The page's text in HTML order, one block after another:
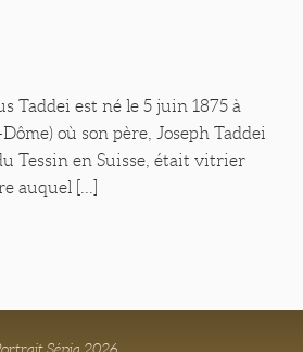
Taddei est né le 5 juin 1875 à
où son père, Joseph Taddei
Tessin en Suisse, était vitrier
auquel [...]